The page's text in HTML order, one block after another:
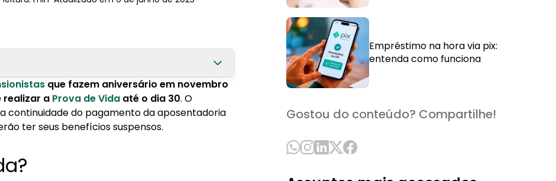
que fazem aniversário em novembro
a Prova de Vida até o dia 30. O
do pagamento da aposentadoria
ter seus benefícios suspensos.
Empréstimo na hora via pix:
entenda como funciona
Gostou do conteúdo? Compartilhe!